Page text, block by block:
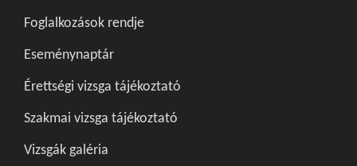
Foglalkozások rendje
Eseménynaptár
Érettségi vizsga tájékoztató
Szakmai vizsga tájékoztató
Vizsgák galéria